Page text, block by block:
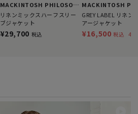
MACKINTOSH PHILOSOPHY
リネンミックスハーフスリー
ブジャケット
¥29,700 税込
GREY LABEL リネン
アージャケット
¥16,500 税込